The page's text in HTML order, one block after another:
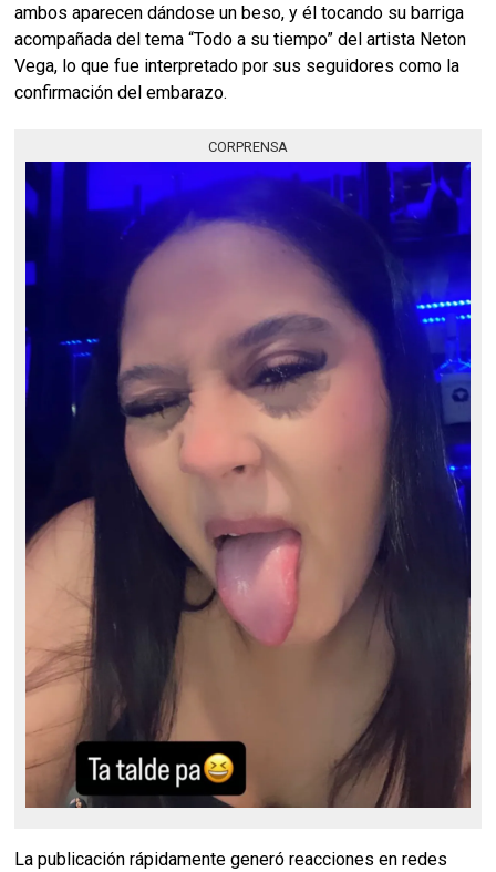
ambos aparecen dándose un beso, y él tocando su barriga
acompañada del tema “Todo a su tiempo” del artista Neton
Vega, lo que fue interpretado por sus seguidores como la
confirmación del embarazo.
CORPRENSA
La publicación rápidamente generó reacciones en redes